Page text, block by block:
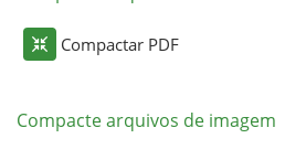
Compactar PDF
Compacte arquivos de imagem